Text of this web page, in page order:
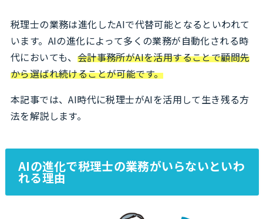
税理士の業務は進化したAIで代替可能となるといわれて
います。AIの進化によって多くの業務が自動化される時
代においても、 会計事務所がAIを活用することで顧問先
から選ばれ続けることが可能です。
本記事では、AI時代に税理士がAIを活用して生き残る方
法を解説します。
AIの進化で税理士の業務がいらないといわ
れる理由